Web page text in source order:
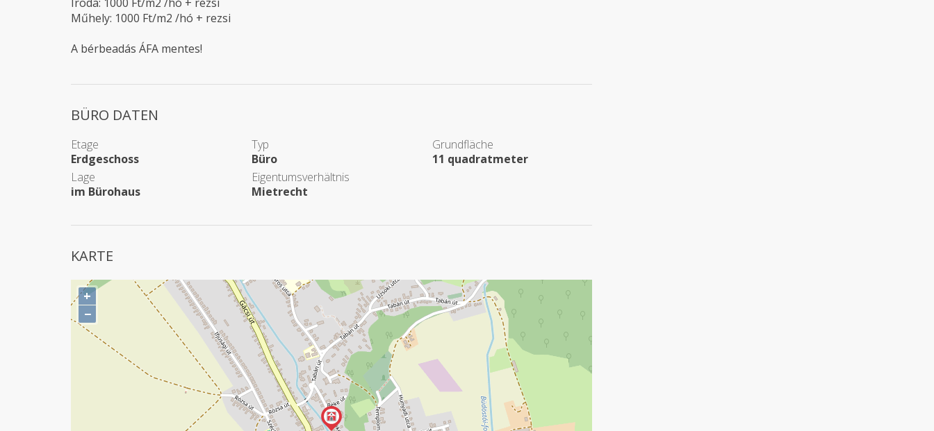
Műhely: 1000 Ft/m2 /hó + rezsi
A bérbeadás ÁFA mentes!
BÜRO DATEN
Etage
Erdgeschoss
Typ
Büro
Grundfläche
11 quadratmeter
Lage
im Bürohaus
Eigentumsverhältnis
Mietrecht
KARTE
+
−